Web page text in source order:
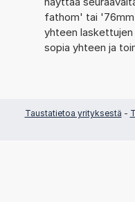
fathom' tai '76mm
yhteen
sopia yhteen ja
Taustatietoa yrityksestä -